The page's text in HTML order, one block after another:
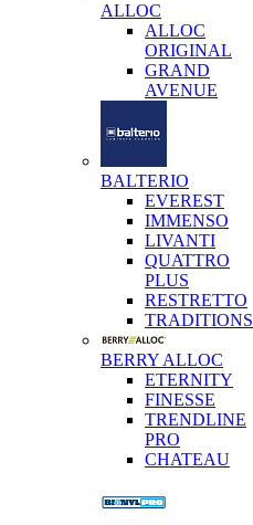
ALLOC
ALLOC
ORIGINAL
GRAND
AVENUE
BALTERIO
EVEREST
IMMENSO
LIVANTI
QUATTRO
PLUS
RESTRETTO
TRADITIONS
BERRY ALLOC
ETERNITY
FINESSE
TRENDLINE
PRO
CHATEAU